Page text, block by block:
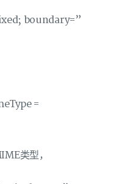
boundary=”
=
类型，